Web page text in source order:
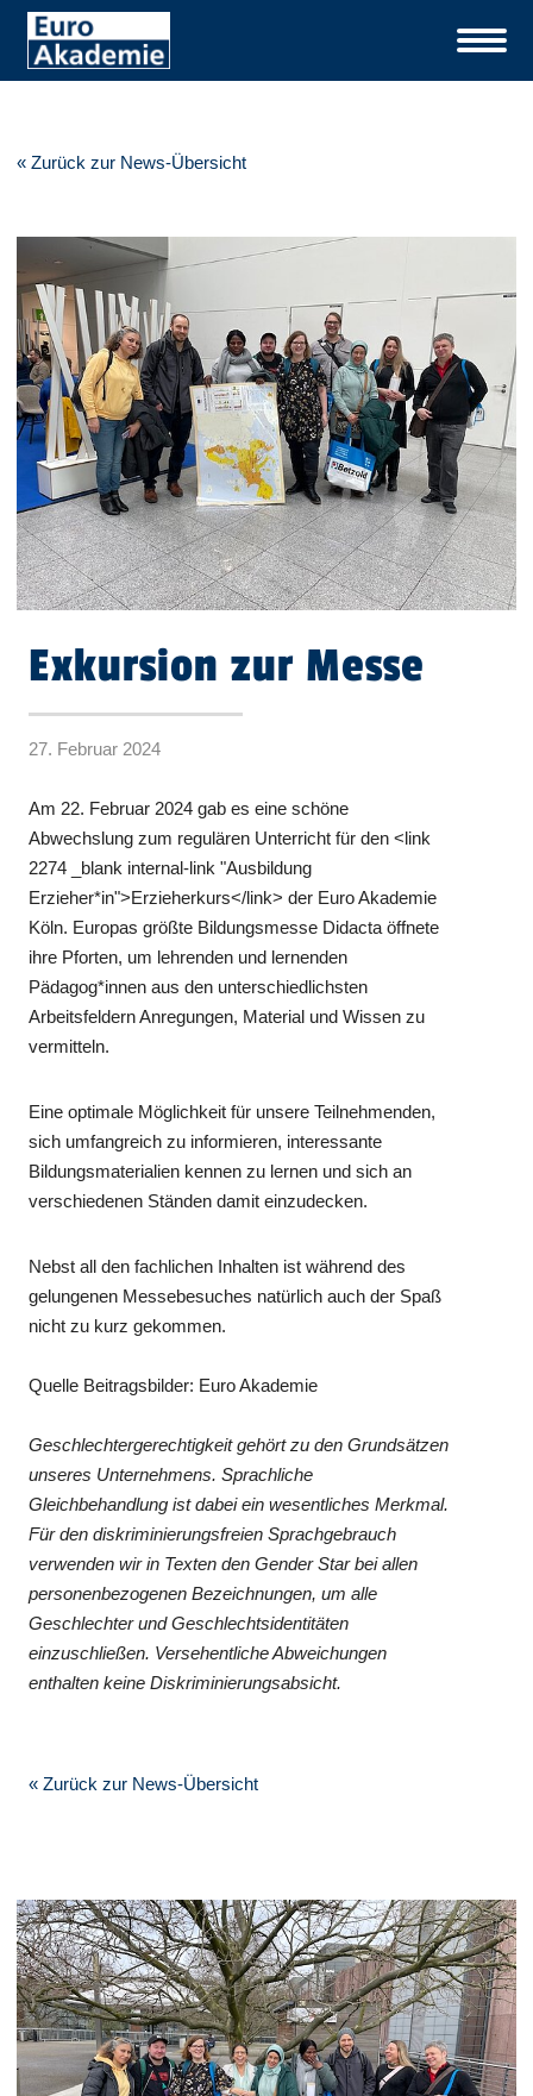
« Zurück zur News-Übersicht
Exkursion zur Messe
27. Februar 2024
Am 22. Februar 2024 gab es eine schöne
Abwechslung zum regulären Unterricht für den <link
2274 _blank internal-link "Ausbildung
Erzieher*in">Erzieherkurs</link> der Euro Akademie
Köln. Europas größte Bildungsmesse Didacta öffnete
ihre Pforten, um lehrenden und lernenden
Pädagog*innen aus den unterschiedlichsten
Arbeitsfeldern Anregungen, Material und Wissen zu
vermitteln.
Eine optimale Möglichkeit für unsere Teilnehmenden,
sich umfangreich zu informieren, interessante
Bildungsmaterialien kennen zu lernen und sich an
verschiedenen Ständen damit einzudecken.
Nebst all den fachlichen Inhalten ist während des
gelungenen Messebesuches natürlich auch der Spaß
nicht zu kurz gekommen.
Quelle Beitragsbilder: Euro Akademie
Geschlechtergerechtigkeit gehört zu den Grundsätzen
unseres Unternehmens. Sprachliche
Gleichbehandlung ist dabei ein wesentliches Merkmal.
Für den diskriminierungsfreien Sprachgebrauch
verwenden wir in Texten den Gender Star bei allen
personenbezogenen Bezeichnungen, um alle
Geschlechter und Geschlechtsidentitäten
einzuschließen. Versehentliche Abweichungen
enthalten keine Diskriminierungsabsicht.
« Zurück zur News-Übersicht